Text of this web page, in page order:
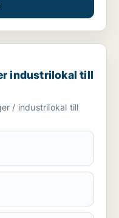
till salu i Stockholms
industrilokal till
/ industrilokal till